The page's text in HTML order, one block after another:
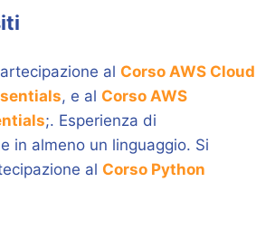
al Corso AWS Cloud
, e al Corso AWS
;. Esperienza di
in almeno un linguaggio. Si
al Corso Python